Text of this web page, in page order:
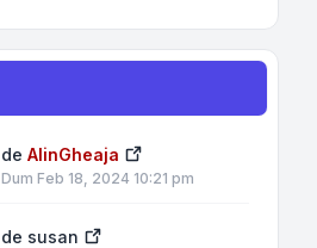
de AlinGheaja
Dum Feb 18, 2024 10:21 pm
de susan